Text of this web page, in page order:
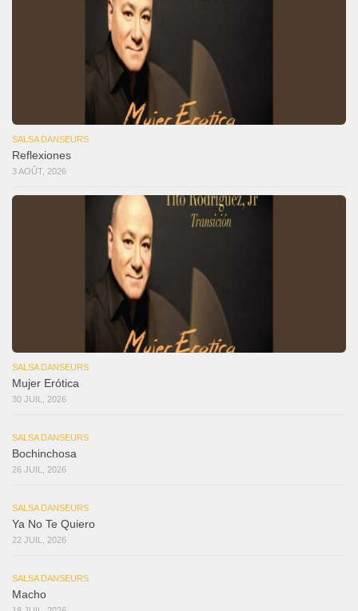
SALSA DANSEURS
Reflexiones
3 AOÛT, 2026
SALSA DANSEURS
Mujer Erótica
30 JUIL, 2026
SALSA DANSEURS
Bochinchosa
26 JUIL, 2026
SALSA DANSEURS
Ya No Te Quiero
22 JUIL, 2026
SALSA DANSEURS
Macho